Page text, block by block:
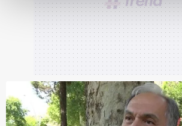
Her halükârda, kullanıcılar, bu çerezlere
takdirde, kullanıcılara hedefli reklamlar
gösterilmeyecektir."
Sizlere daha iyi bir hizmet sunabilmek
Sitemizde kendimize ve üçüncü kişilere
kullanılmaktadır. Bu çerezler